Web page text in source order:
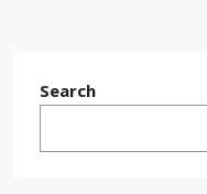
Search